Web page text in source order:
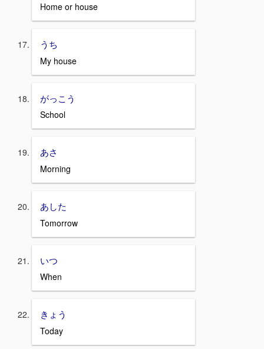
Home or house
うち
My house
がっこう
School
あさ
Morning
あした
Tomorrow
いつ
When
きょう
Today